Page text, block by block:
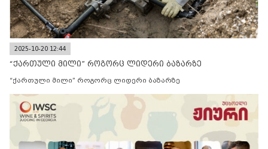
2025-10-20 12:44
“ქართული მილი” როგორც ლიდერი ბაზარზე
“ქართული მილი” როგორც ლიდერი ბაზარზე